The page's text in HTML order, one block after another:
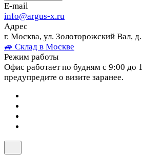
E-mail
info@argus-x.ru
Адрес
г. Москва, ул. Золоторожский Вал,
🚙 Склад в Москве
Режим работы
Офис работает по будням с 9:00 до
предупредите о визите заранее.